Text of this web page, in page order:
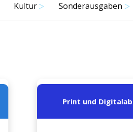
Kultur Sonderausgaben